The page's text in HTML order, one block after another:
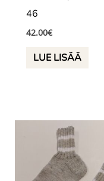
46
42.00€
LUE LISÄÄ